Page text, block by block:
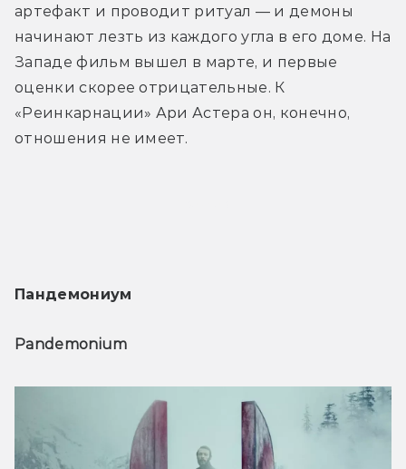
артефакт и проводит ритуал — и демоны
начинают лезть из каждого угла в его доме. На
Западе фильм вышел в марте, и первые
оценки скорее отрицательные. К
«Реинкарнации» Ари Астера он, конечно,
отношения не имеет.
Пандемониум
Pandemonium